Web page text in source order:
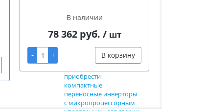
В наличии
78 362 руб. / шт
- + В корзину